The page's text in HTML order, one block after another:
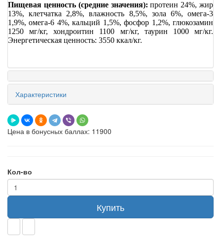
Пищевая ценность (средние значения):протеин 24%, жир
13%, клетчатка 2,8%, влажность 8,5%, зола 6%, омега-3
1,9%, омега-6 4%, кальций 1,5%, фосфор 1,2%, глюкозамин
1250 мг/кг, хондроитин 1100 мг/кг, таурин 1000 мг/кг.
Энергетическая ценность: 3550 ккал/кг.
Характеристики
Цена в бонусных баллах: 11900
Кол-во
Купить